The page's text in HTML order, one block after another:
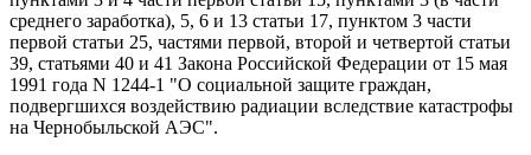
среднего заработка), 5, 6 и 13 статьи 17, пунктом 3 части
первой статьи 25, частями первой, второй и четвертой статьи
39, статьями 40 и 41 Закона Российской Федерации от 15 мая
1991 года N 1244-1 "О социальной защите граждан,
подвергшихся воздействию радиации вследствие катастрофы
на Чернобыльской АЭС".